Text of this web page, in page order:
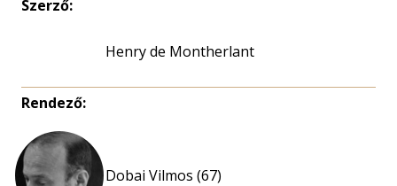
Szerző:
Henry de Montherlant
Rendező:
Dobai Vilmos (67)